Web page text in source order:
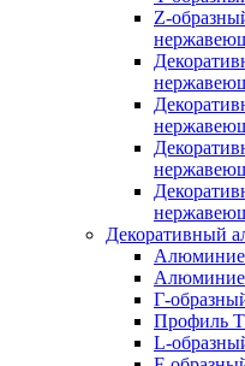
Z-
Декоративный
Г-
Профиль
L-